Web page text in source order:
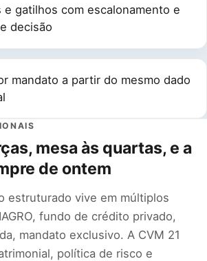
e gatilhos com escalonamento e
decisão
mandato a partir do mesmo dado
mesa às quartas, e a
de ontem
estruturado vive em múltiplos
fundo de crédito privado,
mandato exclusivo. A CVM 21
política de risco e